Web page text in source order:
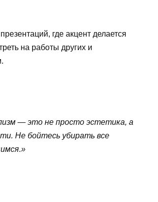
где акцент делается
на работы других и
— это не просто эстетика, а
Не бойтесь убирать все